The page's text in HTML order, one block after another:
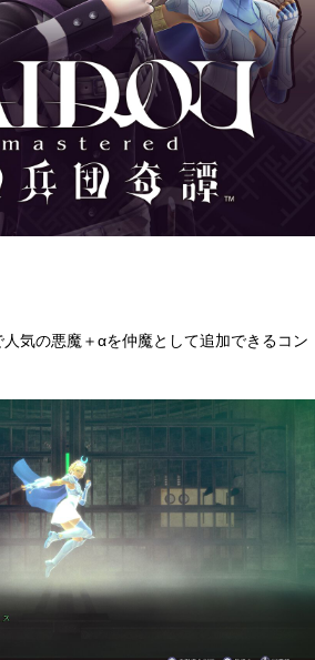
気の悪魔＋αを仲魔として追加できるコン